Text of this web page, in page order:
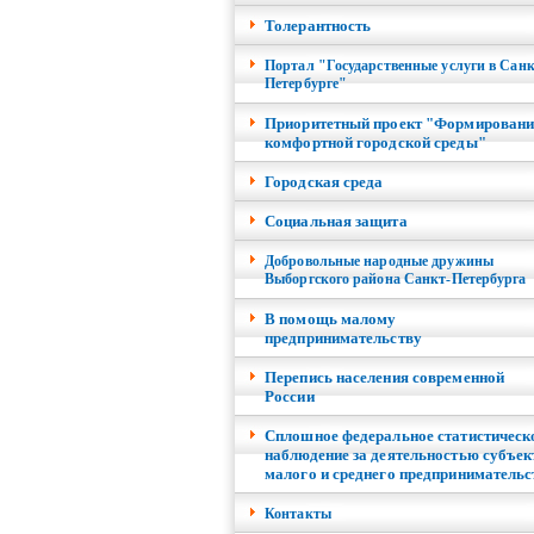
Толерантность
Портал "Государственные услуги в
Петербурге"
Приоритетный проект
комфортной городской среды"
Городская среда
Социальная защита
Добровольные народные дружины
Выборгского района Санкт-Петербурга
В помощь малому
предпринимательству
Перепись населения современной
России
Сплошное федеральное
наблюдение за деятельностью
малого и среднего
Контакты